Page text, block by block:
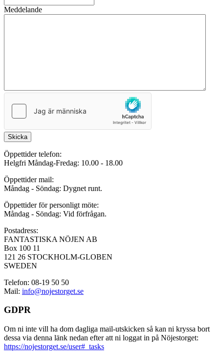
Meddelande
Skicka
Öppettider telefon:
Helgfri Måndag-Fredag: 10.00 - 18.00
Öppettider mail:
Måndag - Söndag: Dygnet runt.
Öppettider för personligt möte:
Måndag - Söndag: Vid förfrågan.
Postadress:
FANTASTISKA NÖJEN AB
Box 100 11
121 26 STOCKHOLM-GLOBEN
SWEDEN
Telefon: 08-19 50 50
Mail: info@nojestorget.se
GDPR
Om ni inte vill ha dom dagliga mail-utskicken så kan ni kryssa bort
dessa via denna länk nedan efter att ni loggat in på Nöjestorget:
https://nojestorget.se/user#_tasks